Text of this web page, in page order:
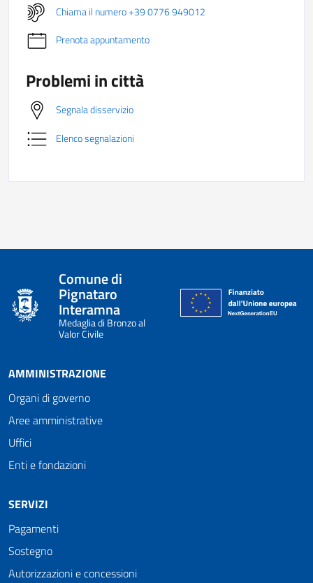
Chiama il numero +39 0776 949012
Prenota appuntamento
Problemi in città
Segnala disservizio
Elenco segnalazioni
Comune di
Pignataro
Interamna
Medaglia di Bronzo al
Valor Civile
AMMINISTRAZIONE
Organi di governo
Aree amministrative
Uffici
Enti e fondazioni
SERVIZI
Pagamenti
Sostegno
Autorizzazioni e concessioni